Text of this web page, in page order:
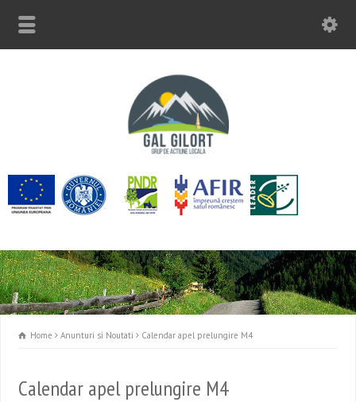
Home Anunturi si Noutati Calendar apel prelungire M4
Calendar apel prelungire M4